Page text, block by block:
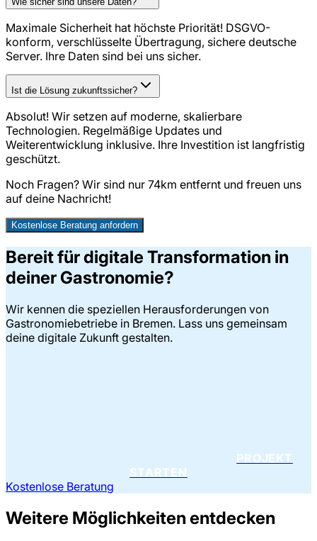
Maximale Sicherheit hat höchste Priorität! DSGVO-
konform, verschlüsselte Übertragung, sichere deutsche
Server. Ihre Daten sind bei uns sicher.
Ist die Lösung zukunftssicher?
Absolut! Wir setzen auf moderne, skalierbare
Technologien. Regelmäßige Updates und
Weiterentwicklung inklusive. Ihre Investition ist langfristig
geschützt.
Noch Fragen? Wir sind nur 74km entfernt und freuen uns
auf deine Nachricht!
Kostenlose Beratung anfordern
Bereit für digitale Transformation in
deiner Gastronomie?
Wir kennen die speziellen Herausforderungen von
Gastronomiebetriebe in Bremen. Lass uns gemeinsam
deine digitale Zukunft gestalten.
PROJEKT
STARTEN
Kostenlose Beratung
Weitere Möglichkeiten entdecken